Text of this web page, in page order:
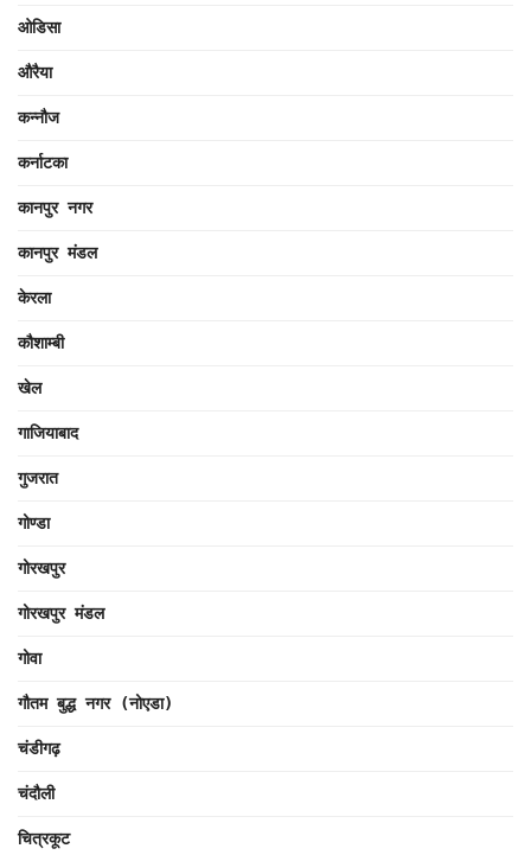
ओडिसा
औरैया
कन्नौज
कर्नाटका
कानपुर नगर
कानपुर मंडल
केरला
कौशाम्बी
खेल
गाजियाबाद
गुजरात
गोण्डा
गोरखपुर
गोरखपुर मंडल
गोवा
गौतम बुद्ध नगर (नोएडा)
चंडीगढ़
चंदौली
चित्रकूट